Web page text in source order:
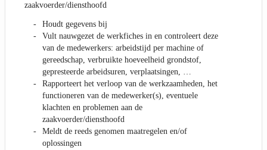
zaakvoerder/diensthoofd
Houdt gegevens bij
Vult nauwgezet de werkfiches in en controleert deze
van de medewerkers: arbeidstijd per machine of
gereedschap, verbruikte hoeveelheid grondstof,
gepresteerde arbeidsuren, verplaatsingen, …
Rapporteert het verloop van de werkzaamheden, het
functioneren van de medewerker(s), eventuele
klachten en problemen aan de
zaakvoerder/diensthoofd
Meldt de reeds genomen maatregelen en/of
oplossingen